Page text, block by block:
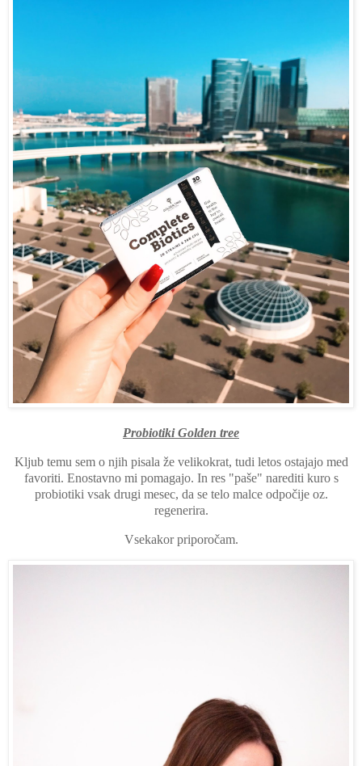
Probiotiki Golden tree
Kljub temu sem o njih pisala že velikokrat, tudi letos ostajajo med
favoriti. Enostavno mi pomagajo. In res "paše" narediti kuro s
probiotiki vsak drugi mesec, da se telo malce odpočije oz.
regenerira.
Vsekakor priporočam.